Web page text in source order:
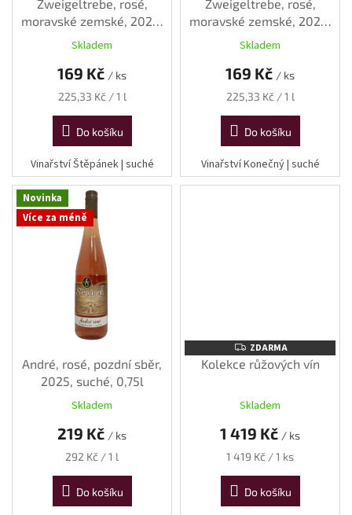
Zweigeltrebe, rosé,
moravské zemské, 2024,
suché, 0,75 l
Skladem
169 Kč / ks
Měrná
225,33 Kč / 1 l
Do košíku
Vinařství Štěpánek | suché
Zweigeltrebe, rosé,
moravské zemské, 2025,
suché, 0,75 l
Skladem
169 Kč / ks
Měrná
225,33 Kč / 1 l
Do košíku
Vinařství Konečný | suché
Novinka
Více za méně
André, rosé, pozdní sběr,
2025, suché, 0,75l
Skladem
219 Kč / ks
Měrná
292 Kč / 1 l
Do košíku
ZDARMA
ZDARMA
Kolekce růžových vín
Skladem
1 419 Kč / ks
Měrná
1 419 Kč / 1 ks
Do košíku